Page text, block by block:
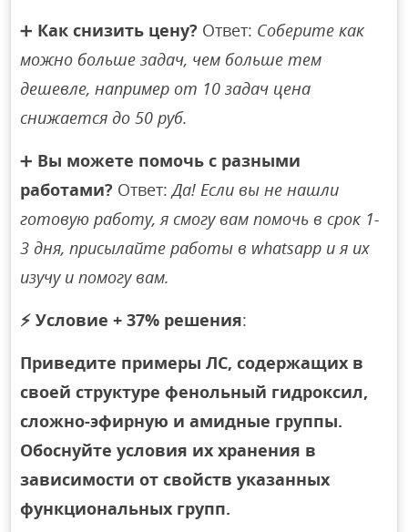
➕ Как снизить цену? Ответ: Соберите как
можно больше задач, чем больше тем
дешевле, например от 10 задач цена
снижается до 50 руб.
➕ Вы можете помочь с разными
работами? Ответ:Да! Если вы не нашли
готовую работу, я смогу вам помочь в срок 1-
3 дня, присылайте работы в whatsapp и я их
изучу и помогу вам.
⚡ Условие + 37% решения:
Приведите примеры ЛС, содержащих в
своей структуре фенольный гидроксил,
сложно-эфирную и амидные группы.
Обоснуйте условия их хранения в
зависимости от свойств указанных
функциональных групп.